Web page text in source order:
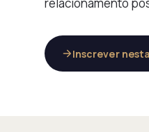
Inscrever